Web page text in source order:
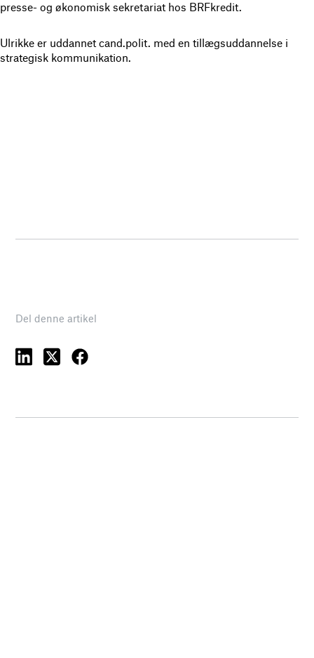
presse- og økonomisk sekretariat hos BRFkredit.
Ulrikke er uddannet cand.polit. med en tillægsuddannelse i
strategisk kommunikation.
Del denne artikel